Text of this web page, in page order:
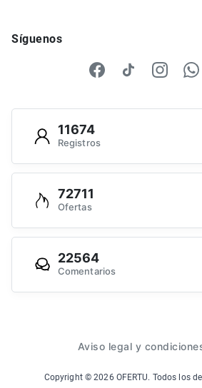
Síguenos
11674
Registros
72711
Ofertas
22564
Comentarios
Aviso legal y
Copyright ©2026 OFERTU. Todos los